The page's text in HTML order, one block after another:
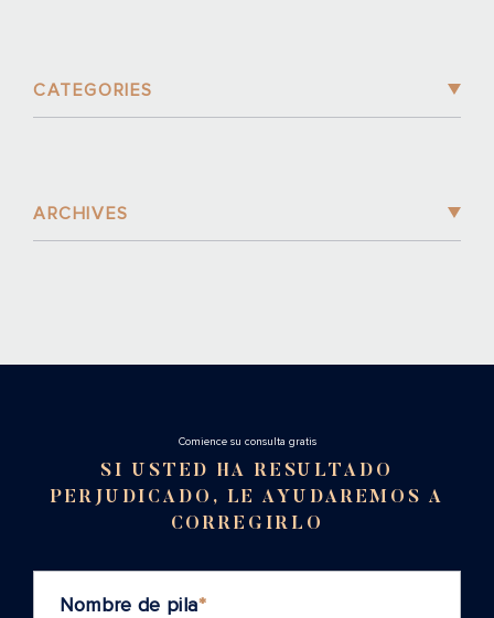
CATEGORIES
ARCHIVES
Cоmience su consulta gratis
SI USTED HA RESULTADO
PERJUDICADO, LE AYUDAREMOS A
CORREGIRLO
Nombre de pila*